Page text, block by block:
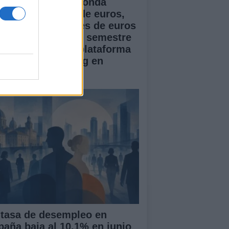
de 1 millón de euros,
los 5 millones de euros
ARR en el primer semestre
2026 y lanza su plataforma
Creator Marketing en
de desempleo en
baja al 10.1% en junio